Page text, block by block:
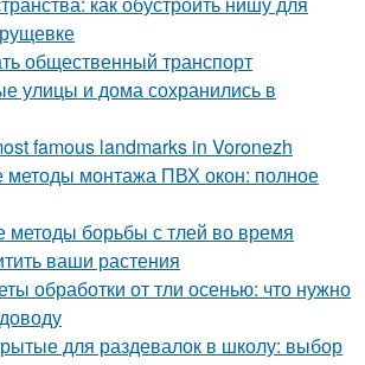
общественный транспорт
улицы и дома сохранились в
famous landmarks in Voronezh
монтажа ПВХ окон: полное
борьбы с тлей во время
ваши растения
обработки от тли осенью: что нужно
для раздевалок в школу: выбор